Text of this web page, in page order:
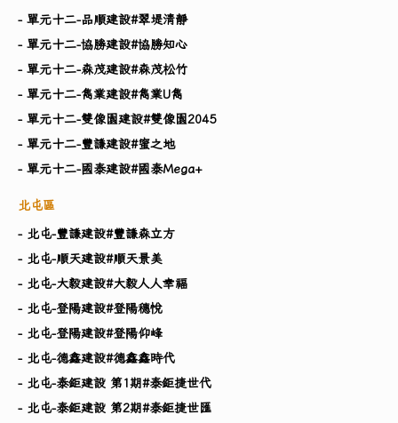
- 單元十二-品順建設#翠堤清靜
- 單元十二-協勝建設#協勝知心
- 單元十二-森茂建設#森茂松竹
- 單元十二-雋業建設#雋業U雋
- 單元十二-雙像園建設#雙像園2045
- 單元十二-豐謙建設#蜜之地
- 單元十二-國泰建設#國泰Mega+
北屯區
- 北屯-豐謙建設#豐謙森立方
- 北屯-順天建設#順天景美
- 北屯-大毅建設#大毅人人幸福
- 北屯-登陽建設#登陽穗悅
- 北屯-登陽建設#登陽仰峰
- 北屯-德鑫建設#德鑫鑫時代
- 北屯-泰鉅建設 第1期#泰鉅捷世代
- 北屯-泰鉅建設 第2期#泰鉅捷世匯